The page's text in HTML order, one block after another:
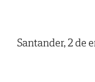
Santander, 2 de